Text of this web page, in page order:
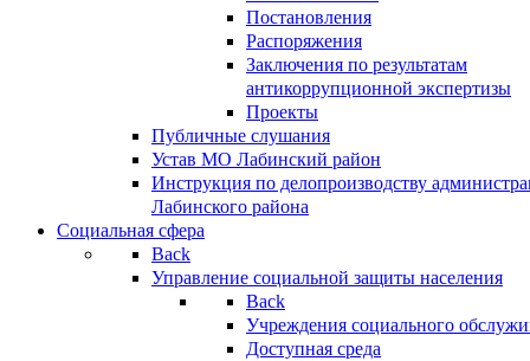
Постановления
Распоряжения
Заключения по результатам
антикоррупционной экспертизы
Проекты
Публичные слушания
Устав МО Лабинский район
Инструкция по делопроизводству
Лабинского района
Социальная сфера
Back
Управление социальной защиты населения
Back
Учреждения социального
Доступная среда